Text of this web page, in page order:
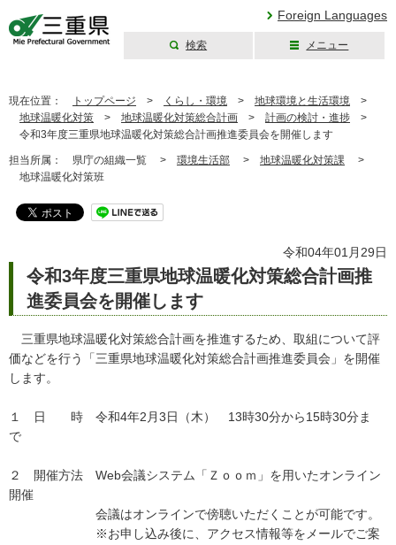
Foreign Languages
検索 メニュー
現在位置： トップページ > くらし・環境 > 地球環境と生活環境 >
地球温暖化対策 > 地球温暖化対策総合計画 > 計画の検討・進捗 >
令和3年度三重県地球温暖化対策総合計画推進委員会を開催します
担当所属： 県庁の組織一覧 > 環境生活部 > 地球温暖化対策課 >
地球温暖化対策班
令和04年01月29日
令和3年度三重県地球温暖化対策総合計画推
進委員会を開催します
三重県地球温暖化対策総合計画を推進するため、取組について評
価などを行う「三重県地球温暖化対策総合計画推進委員会」を開催
します。
１ 日 時 令和4年2月3日（木） 13時30分から15時30分ま
で
２ 開催方法 Web会議システム「Ｚｏｏｍ」を用いたオンライン
開催
会議はオンラインで傍聴いただくことが可能です。
※お申し込み後に、アクセス情報等をメールでご案